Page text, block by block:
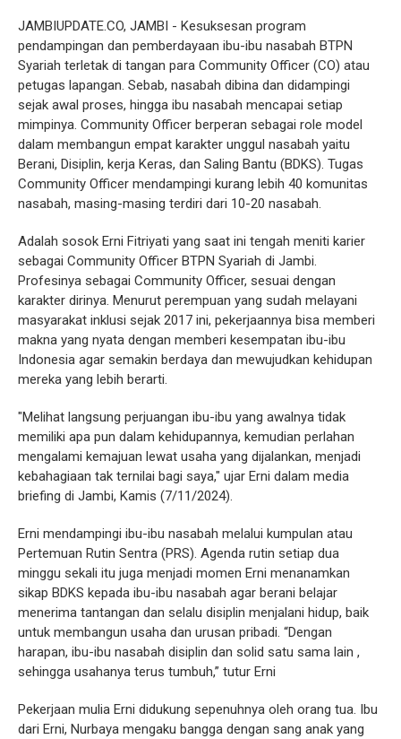
JAMBIUPDATE.CO, JAMBI - Kesuksesan program
pendampingan dan pemberdayaan ibu-ibu nasabah BTPN
Syariah terletak di tangan para Community Officer (CO) atau
petugas lapangan. Sebab, nasabah dibina dan didampingi
sejak awal proses, hingga ibu nasabah mencapai setiap
mimpinya. Community Officer berperan sebagai role model
dalam membangun empat karakter unggul nasabah yaitu
Berani, Disiplin, kerja Keras, dan Saling Bantu (BDKS). Tugas
Community Officer mendampingi kurang lebih 40 komunitas
nasabah, masing-masing terdiri dari 10-20 nasabah.
Adalah sosok Erni Fitriyati yang saat ini tengah meniti karier
sebagai Community Officer BTPN Syariah di Jambi.
Profesinya sebagai Community Officer, sesuai dengan
karakter dirinya. Menurut perempuan yang sudah melayani
masyarakat inklusi sejak 2017 ini, pekerjaannya bisa memberi
makna yang nyata dengan memberi kesempatan ibu-ibu
Indonesia agar semakin berdaya dan mewujudkan kehidupan
mereka yang lebih berarti.
"Melihat langsung perjuangan ibu-ibu yang awalnya tidak
memiliki apa pun dalam kehidupannya, kemudian perlahan
mengalami kemajuan lewat usaha yang dijalankan, menjadi
kebahagiaan tak ternilai bagi saya," ujar Erni dalam media
briefing di Jambi, Kamis (7/11/2024).
Erni mendampingi ibu-ibu nasabah melalui kumpulan atau
Pertemuan Rutin Sentra (PRS). Agenda rutin setiap dua
minggu sekali itu juga menjadi momen Erni menanamkan
sikap BDKS kepada ibu-ibu nasabah agar berani belajar
menerima tantangan dan selalu disiplin menjalani hidup, baik
untuk membangun usaha dan urusan pribadi. “Dengan
harapan, ibu-ibu nasabah disiplin dan solid satu sama lain ,
sehingga usahanya terus tumbuh,” tutur Erni
Pekerjaan mulia Erni didukung sepenuhnya oleh orang tua. Ibu
dari Erni, Nurbaya mengaku bangga dengan sang anak yang